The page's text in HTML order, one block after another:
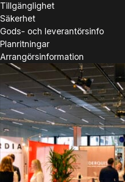
Tillgänglighet
Säkerhet
Gods- och leverantörsinfo
Planritningar
Arrangörsinformation